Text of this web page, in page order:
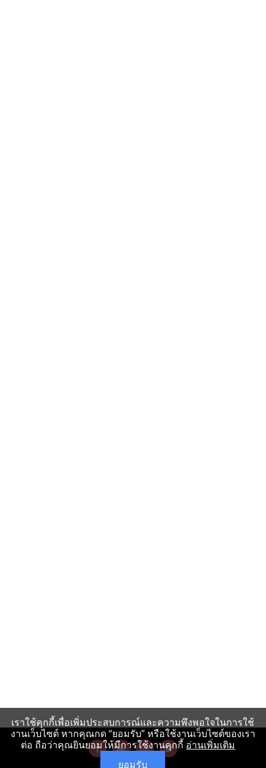
เราใช้คุกกี้เพื่อเพิ่มประสบการณ์และความพึงพอใจในการใช้
งานเว็บไซต์ หากคุณกด “ยอมรับ” หรือใช้งานเว็บไซต์ของเรา
ต่อ ถือว่าคุณยินยอมให้มีการใช้งานคุกกี้ อ่านเพิ่มเติม
ยอมรับ